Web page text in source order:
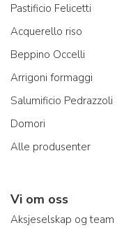
Pastificio Felicetti
Acquerello riso
Beppino Occelli
Arrigoni formaggi
Salumificio Pedrazzoli
Domori
Alle produsenter
Vi om oss
Aksjeselskap og team